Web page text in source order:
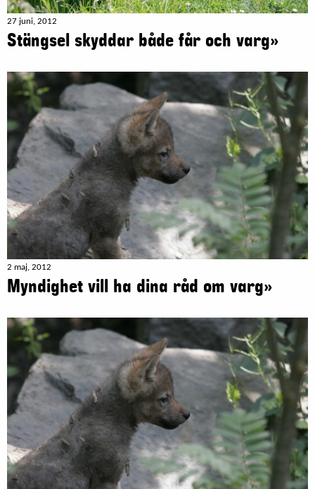
27 juni, 2012
Stängsel skyddar både får och varg»
2 maj, 2012
Myndighet vill ha dina råd om varg»